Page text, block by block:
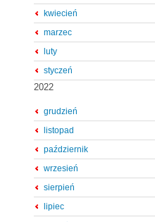
kwiecień
marzec
luty
styczeń
2022
grudzień
listopad
październik
wrzesień
sierpień
lipiec